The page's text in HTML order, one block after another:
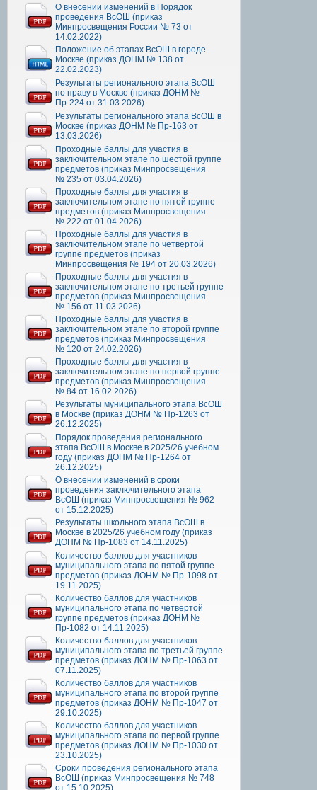
О внесении изменений в Порядок
проведения ВсОШ (приказ
Минпросвещения России № 73 от
14.02.2022)
Положение об этапах ВсОШ в городе
Москве (приказ ДОНМ № 138 от
22.02.2023)
Результаты регионального этапа ВсОШ
по праву в Москве (приказ ДОНМ №
Пр-224 от 31.03.2026)
Результаты регионального этапа ВсОШ в
Москве (приказ ДОНМ № Пр-163 от
13.03.2026)
Проходные баллы для участия в
заключительном этапе по шестой группе
предметов (приказ Минпросвещения
№ 235 от 03.04.2026)
Проходные баллы для участия в
заключительном этапе по пятой группе
предметов (приказ Минпросвещения
№ 222 от 01.04.2026)
Проходные баллы для участия в
заключительном этапе по четвертой
группе предметов (приказ
Минпросвещения № 194 от 20.03.2026)
Проходные баллы для участия в
заключительном этапе по третьей группе
предметов (приказ Минпросвещения
№ 156 от 11.03.2026)
Проходные баллы для участия в
заключительном этапе по второй группе
предметов (приказ Минпросвещения
№ 120 от 24.02.2026)
Проходные баллы для участия в
заключительном этапе по первой группе
предметов (приказ Минпросвещения
№ 84 от 16.02.2026)
Результаты муниципального этапа ВсОШ
в Москве (приказ ДОНМ № Пр-1263 от
26.12.2025)
Порядок проведения регионального
этапа ВсОШ в Москве в 2025/26 учебном
году (приказ ДОНМ № Пр-1264 от
26.12.2025)
О внесении изменений в сроки
проведения заключительного этапа
ВсОШ (приказ Минпросвещения № 962
от 15.12.2025)
Результаты школьного этапа ВсОШ в
Москве в 2025/26 учебном году (приказ
ДОНМ № Пр-1083 от 14.11.2025)
Количество баллов для участников
муниципального этапа по пятой группе
предметов (приказ ДОНМ № Пр-1098 от
19.11.2025)
Количество баллов для участников
муниципального этапа по четвертой
группе предметов (приказ ДОНМ №
Пр-1082 от 14.11.2025)
Количество баллов для участников
муниципального этапа по третьей группе
предметов (приказ ДОНМ № Пр-1063 от
07.11.2025)
Количество баллов для участников
муниципального этапа по второй группе
предметов (приказ ДОНМ № Пр-1047 от
29.10.2025)
Количество баллов для участников
муниципального этапа по первой группе
предметов (приказ ДОНМ № Пр-1030 от
23.10.2025)
Сроки проведения регионального этапа
ВсОШ (приказ Минпросвещения № 748
от 15.10.2025)